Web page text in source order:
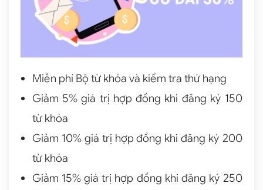
Miễn phí Bộ từ khóa và kiểm tra thứ hạng
Giảm 5% giá trị hợp đồng khi đăng ký 150
từ khóa
Giảm 10% giá trị hợp đồng khi đăng ký 200
từ khóa
Giảm 15% giá trị hợp đồng khi đăng ký 250